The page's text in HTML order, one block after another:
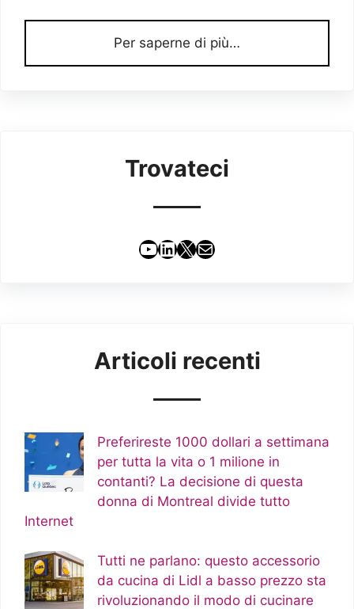
Per saperne di più…
Trovateci
YouTube
LinkedIn
X Email
Articoli recenti
Preferireste 1000 dollari a settimana
per tutta la vita o 1 milione in
contanti? La decisione di questa
donna di Montreal divide tutto
Internet
Tutti ne parlano: questo accessorio
da cucina di Lidl a basso prezzo sta
rivoluzionando il modo di cucinare